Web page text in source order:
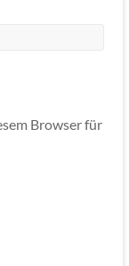
Browser für